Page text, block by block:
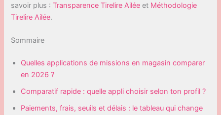
savoir plus :Transparence Tirelire Ailée et Méthodologie
Tirelire Ailée.
Sommaire
Quelles applications de missions en magasin comparer
en 2026 ?
Comparatif rapide : quelle appli choisir selon ton profil ?
Paiements, frais, seuils et délais : le tableau qui change